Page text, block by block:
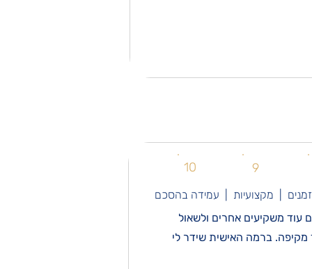
10 9
| מקצועיות | עמידה בהסכם
עוד משקיעים אחרים ולשאול
מקיפה. ברמה האישית שידר לי